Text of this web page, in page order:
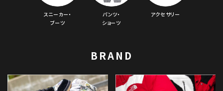
在庫のない商品を表示する
スニーカー・
ブーツ
パンツ・
ショーツ
アクセサリー
BRAND